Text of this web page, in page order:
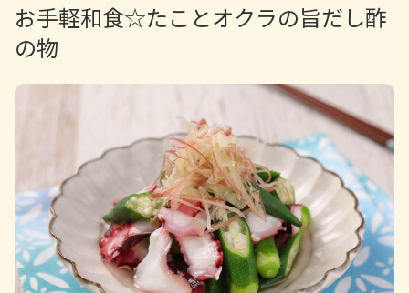
お手軽和食☆たことオクラの旨だし酢
の物